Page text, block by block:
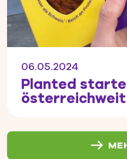
06.05.2024
Planted